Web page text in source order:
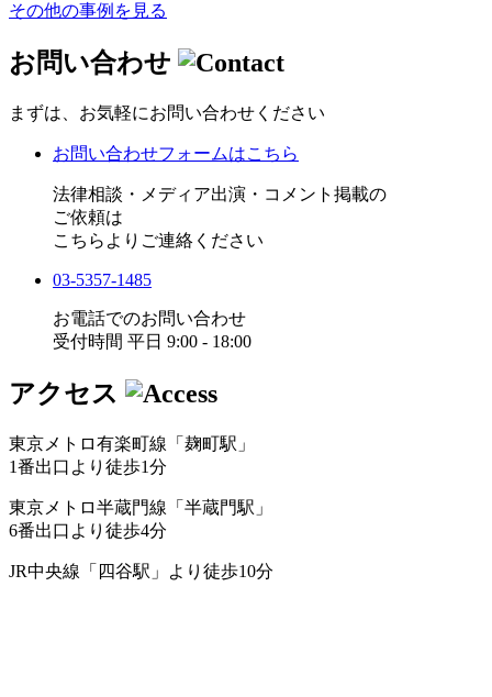
その他の事例を見る
お問い合わせ
まずは、お気軽にお問い合わせください
お問い合わせフォームはこちら
法律相談・メディア出演・コメント掲載の
ご依頼は
こちらよりご連絡ください
03-5357-1485
お電話でのお問い合わせ
受付時間 平日 9:00 - 18:00
アクセス
東京メトロ有楽町線「麹町駅」
1番出口より徒歩1分
東京メトロ半蔵門線「半蔵門駅」
6番出口より徒歩4分
JR中央線「四谷駅」より徒歩10分